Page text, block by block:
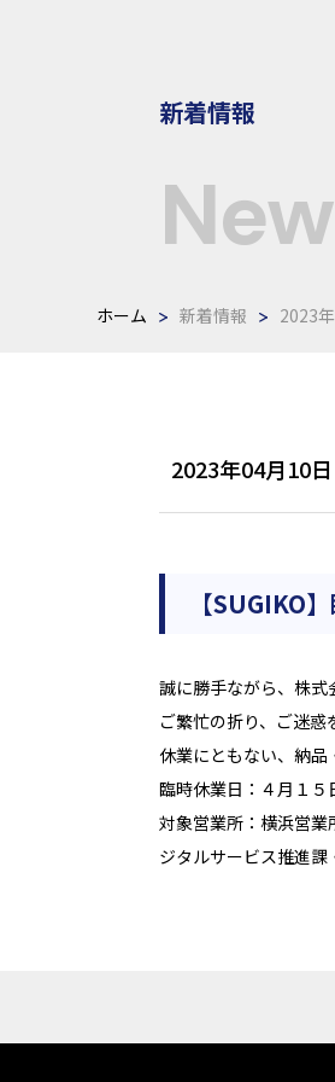
新着情報
ホーム 新着情報 2023年
2023年04月10日
【SUGIKO
誠に勝手ながら、株
ご繁忙の折り、ご迷惑
休業にともない、納品
臨時休業日：４月１ ５
対象営業所：横浜営
ジタルサービス推進